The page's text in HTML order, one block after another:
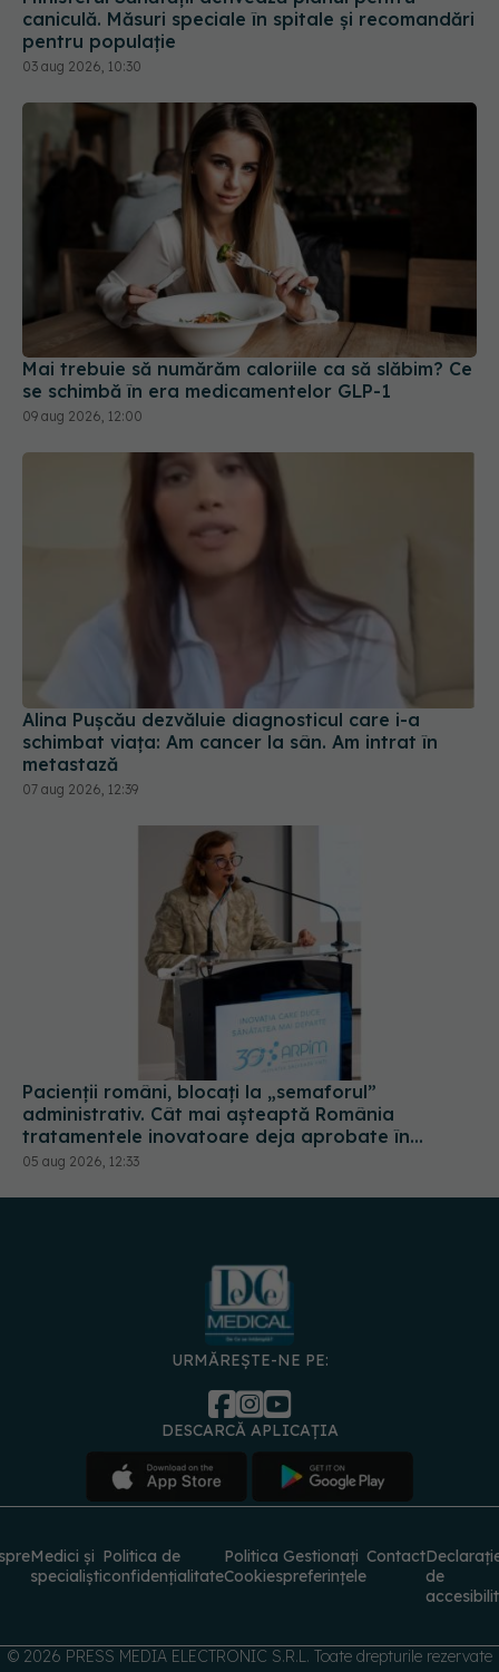
03 aug 2026, 10:30
Mai trebuie să numărăm caloriile ca să slăbim? Ce
se schimbă în era medicamentelor GLP-1
09 aug 2026, 12:00
Alina Pușcău dezvăluie diagnosticul care i-a
schimbat viața: Am cancer la sân. Am intrat în
metastază
07 aug 2026, 12:39
Pacienții români, blocați la „semaforul”
administrativ. Cât mai așteaptă România
tratamentele inovatoare deja aprobate în
Europa
05 aug 2026, 12:33
URMĂREȘTE-NE PE:
DESCARCĂ APLICAȚIA
Medici și
Politica
Gestionați
© 2026 PRESS MEDIA ELECTRONIC S.R.L. Toate drepturile rezervate